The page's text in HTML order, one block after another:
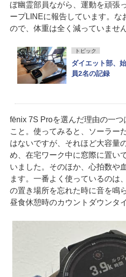
ぼ幽霊部員ながら、運動を頑張
ープLINEに報告しています。な
ので、体重は全く減っていません
トピック
ダイエット部、
員2名の記録
fēnix 7S Proを選んだ理由の一
こと。使ってみると、ソーラー
はないですが、それほど大容量
め、在宅ワーク中に窓際に置い
いました。そのほか、心拍数や
ます。一番よく使っているのは
の置き場所を忘れた時に音を鳴
昼食休憩時のカウントダウンタ